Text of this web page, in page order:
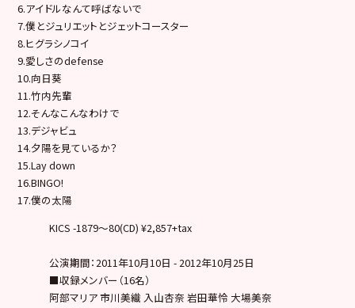
6.アイドルなんて呼ばないで
7.僕とジュリエットとジェットコースター
8.ヒグラシノコイ
9.愛しさのdefense
10.向日葵
11.竹内先輩
12.そんなこんなわけで
13.デジャビュ
14.夕陽を見ているか？
15.Lay down
16.BINGO!
17.僕の太陽
KICS -1879～80(CD) ¥2,857+tax
公演期間：2011年10月10日 - 2012年10月25日
■収録メンバー（16名）
阿部マリア 市川美織 入山杏奈 岩田華怜 大場美奈